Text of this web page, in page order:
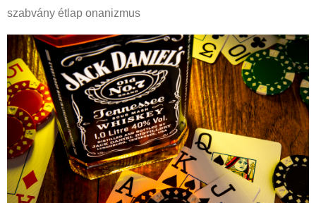
szabvány étlap onanizmus